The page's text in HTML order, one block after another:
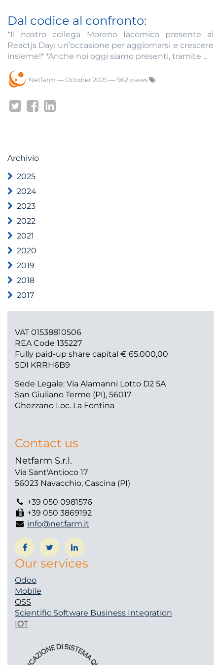
Dal codice al confronto:
*Il nostro collega Moreno Iacomico presente al
Reactjs Day: un’occasione per aggiornarsi e crescere
insieme!* *Anche noi oggi siamo presenti, tramite ...
Netfarm —October 2025— 962 views
Archivio
2025
2024
2023
2022
2021
2020
2019
2018
2017
VAT 01538810506
REA Code 135227
Fully paid-up share capital € 65.000,00
SDI KRRH6B9
Sede Legale: Via Alamanni Lotto D2 5A
San Giuliano Terme (PI), 56017
Ghezzano Loc. La Fontina
Contact us
Netfarm S.r.l.
Via Sant'Antioco 17
56023 Navacchio, Cascina (PI)
+39 050 0981576
+39 050 3869192
info@netfarm.it
Our services
Odoo
Mobile
OSS
Scientific Software Business Integration
IOT